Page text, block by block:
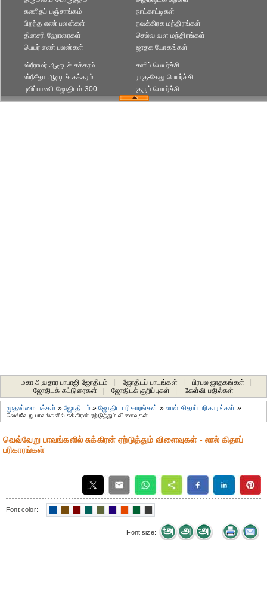
கணிதப் பஞ்சாங்கம்
நாட்காட்டிகள்
பிறந்த எண் பலன்கள்
தினசரி ஹோரைகள்
பெயர் எண் பலன்கள்
நவக்கிரக மந்திரங்கள்
செல்வ வள மந்திரங்கள்
ஜாதக யோகங்கள்
ஸ்ரீராமர் ஆரூடச் சக்கரம்
ஸ்ரீசீதா ஆரூடச் சக்கரம்
புலிப்பாணி ஜோதிடம் 300
சனிப் பெயர்ச்சி
ராகு-கேது பெயர்ச்சி
குருப் பெயர்ச்சி
மகா அவதார பாபாஜி ஜோதிடம் ஜோதிடப் பாடங்கள் பிரபல ஜாதகங்கள்
ஜோதிடக் கட்டுரைகள்
ஜோதிடக் குறிப்புகள் கேள்வி-பதில்கள்
முதன்மை பக்கம் »ஜோதிடம் »ஜோதிட ப‌ரிகார‌ங்க‌ள் » லால் கிதாப் பரிகாரங்கள் »
வெவ்வேறு பாவங்களில் சுக்கிரன் ஏற்டுத்தும் விளைவுகள்
வெவ்வேறு பாவங்களில் சுக்கிரன் ஏற்டுத்தும் விளைவுகள் - லால் கிதாப்
பரிகாரங்கள்
Font color:
Font size: